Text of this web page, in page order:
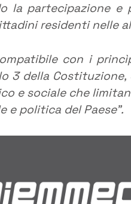
la partecipazione
residenti nelle
con i
3 della
e sociale che
e politica del Paese”.